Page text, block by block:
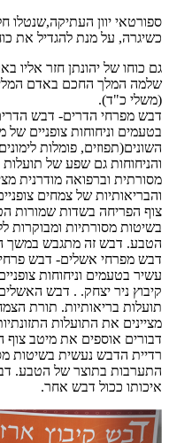
ספורטאי יוון העתיקה,שנטלו
כשיגרה, על מנת להגדיל את
גם כוחו של יהונתן חזר אליו
שלמה המלך החכם באדם
(משלי כ"ד).
דבש מפרחי הדרים- דבש
בטעמים וניחוחות צופניים
השונים(תפוזים, פומלות
והניחוחות גם שפע של
מסורתית וברפואה מודרנית
והבריאותיות של צמחים
צוף הפריחה בשדות שמורות
בשיטות מסורתיות ומבוקרות
הטבע. דבש זה מתגבש במשך
דבש מפרחי אשלים- דבש פרחי
עשיר בטעמים וניחוחות
קיבוץ ניר יצחק. . דבש
תועלות בריאותיות. תורת
מציינים את התועלות
דבורים אוספים את מיטב צוף
רדיית הדבש נעשית בשיטות
התערבות בתוצר של הטבע.
איכותו ככול דבש אחר.